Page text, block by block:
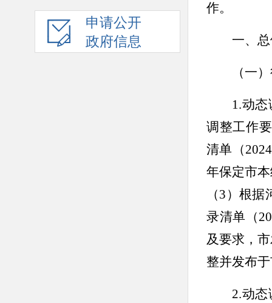
申请公开
政府信息
作。
一、
（一
1.动
调整工作
清单（
年保定市
（3 ）根据
录清单（
及要求，
整并发布
2.动